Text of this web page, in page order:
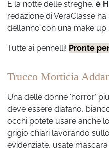
È la notte delle streghe, è
redazione di VeraClasse
dell’anno con una make
Tutte ai pennelli! Pronte
Trucco Morticia
Una delle donne ‘horror’
deve essere diafano,
occhi potete usare anche lo
grigio chiari lavorando
evidenziate, usate